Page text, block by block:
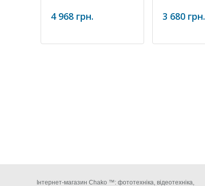
4 968 грн. 3 680 грн.
Інтернет-магазин Chako ™: фототехніка, відеотехніка,